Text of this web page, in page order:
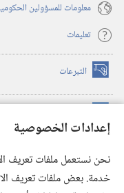
إعدادات الخصوصية
نحن نستعمل ملفات تعريف
خدمة. بعض ملفات تعريف
معلومات للمسؤولين
تعليمات
التبرعات (يفتح
نافذة
(يفتح
نافذة
(يفتح
نافذة
جديدة) تطبيق ®
JW Library